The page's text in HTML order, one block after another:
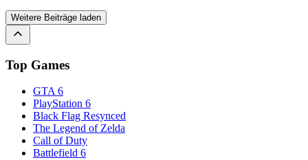
Weitere Beiträge laden
Top Games
GTA 6
PlayStation 6
Black Flag Resynced
The Legend of Zelda
Call of Duty
Battlefield 6